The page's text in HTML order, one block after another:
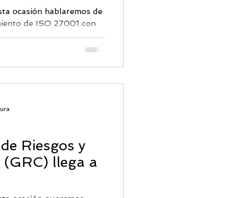
ocasión hablaremos de
de ISO 27001 con
que ofrece...
Riesgos y
llega a